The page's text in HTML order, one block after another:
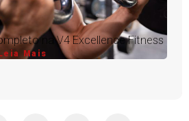
na V4 Excellence Fitness
Leia Mais